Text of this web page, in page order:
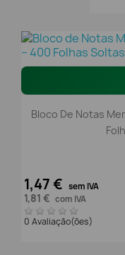
Bloco De Notas
1,47 € sem IVA
1,81 € com IVA
0 Avaliação(ões)